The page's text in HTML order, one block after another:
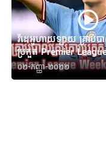
វីដេអូហាយឡាយ គ្រាប់បា
ប្រកួត Premier
០២-កញ្ញា-២០២២